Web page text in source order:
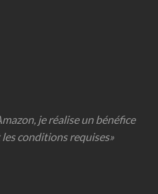
je réalise un bénéfice
conditions requises»